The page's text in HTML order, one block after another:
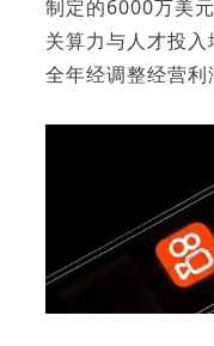
制定的6000万美
关算力与人才投
全年经调整经营利